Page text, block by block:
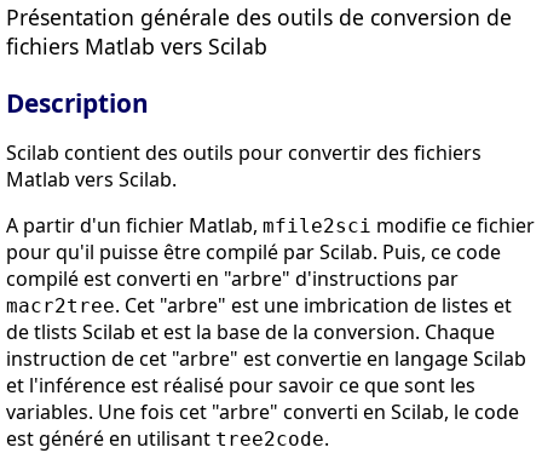
Présentation générale des outils de conversion de
fichiers Matlab vers Scilab
Description
Scilab contient des outils pour convertir des fichiers
Matlab vers Scilab.
A partir d'un fichier Matlab, mfile2sci modifie ce fichier
pour qu'il puisse être compilé par Scilab. Puis, ce code
compilé est converti en "arbre" d'instructions par
macr2tree. Cet "arbre" est une imbrication de listes et
de tlists Scilab et est la base de la conversion. Chaque
instruction de cet "arbre" est convertie en langage Scilab
et l'inférence est réalisé pour savoir ce que sont les
variables. Une fois cet "arbre" converti en Scilab, le code
est généré en utilisant tree2code.